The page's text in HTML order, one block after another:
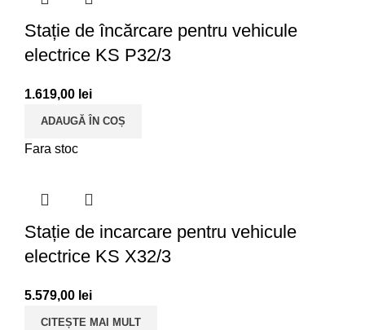
Stație de încărcare pentru vehicule
electrice KS P32/3
1.619,00 lei
ADAUGĂ ÎN COȘ
Fara stoc
Stație de incarcare pentru vehicule
electrice KS X32/3
5.579,00 lei
CITEȘTE MAI MULT